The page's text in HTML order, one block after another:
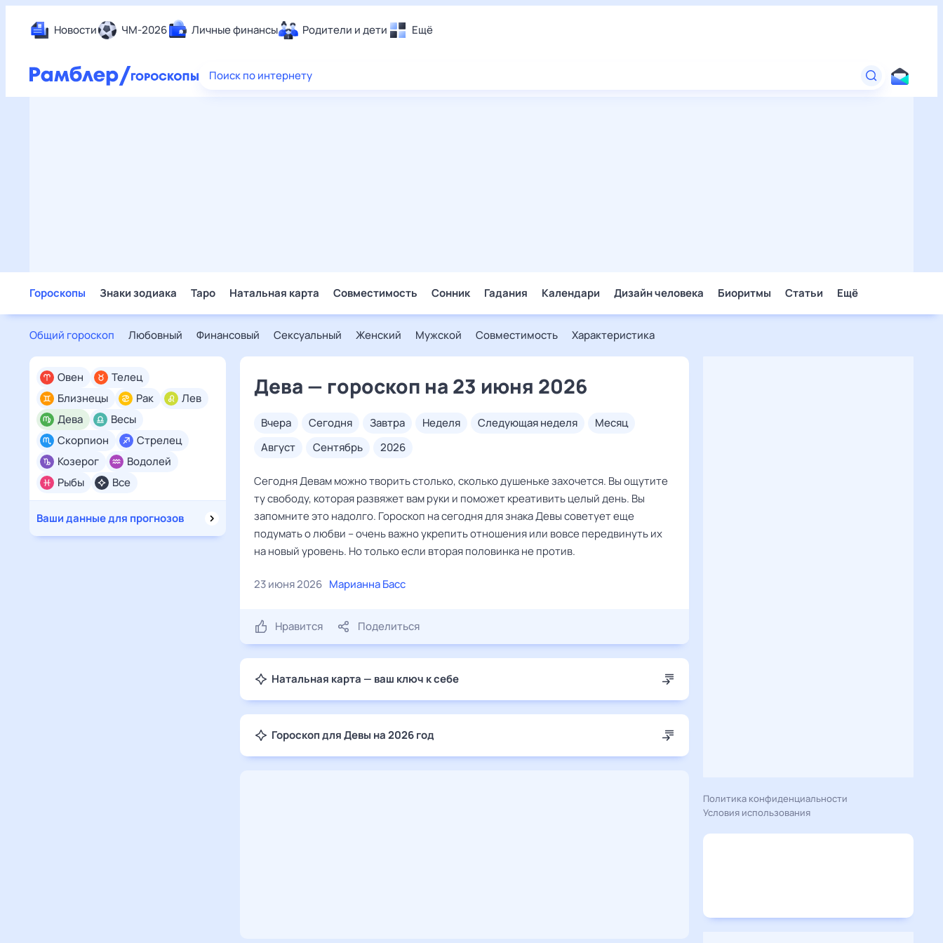
Новости ЧМ-2026 Личные финансы Родители и дети Ещё
Еда
Поиск по интернету
Гороскопы Знаки зодиака Таро Натальная карта Совместимость Сонник Гадания Календари Дизайн человека Биоритмы Статьи Ещё
Общий гороскоп Любовный Финансовый Сексуальный Женский Мужской Совместимость Характеристика
Все
Овен
Телец
Близнецы
Рак
Лев
Дева
Весы
Скорпион
Стрелец
Козерог
Водолей
Рыбы
Ваши данные для прогнозов
Дева — гороскоп на 23 июня 2026
вчера сегодня завтра неделя следующая неделя
месяц
август
сентябрь 2026
Сегодня Девам можно творить столько, сколько душеньке захочется. Вы ощутите
ту свободу, которая развяжет вам руки и поможет креативить целый день. Вы
запомните это надолго. Гороскоп на сегодня для знака Девы советует еще
подумать о любви – очень важно укрепить отношения или вовсе передвинуть их
на новый уровень. Но только если вторая половинка не против.
23 июня 2026 Марианна Басс
Нравится Поделиться
Натальная карта — ваш ключ к себе
Гороскоп для Девы на 2026 год
Политика конфиденциальности
Условия использования